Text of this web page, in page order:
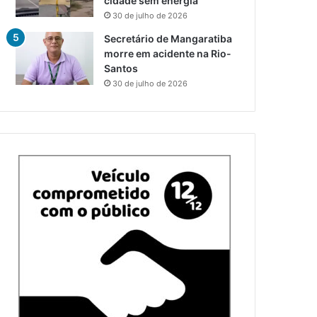
30 de julho de 2026
Secretário de Mangaratiba
morre em acidente na Rio-
Santos
30 de julho de 2026